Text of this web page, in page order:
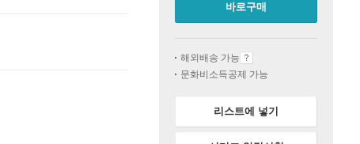
바로구매
해외배송 가능
문화비소득공제 가능
리스트에 넣기